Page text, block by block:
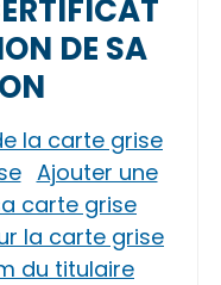
DE SA
la carte grise
Ajouter une
carte grise
la carte grise
du titulaire